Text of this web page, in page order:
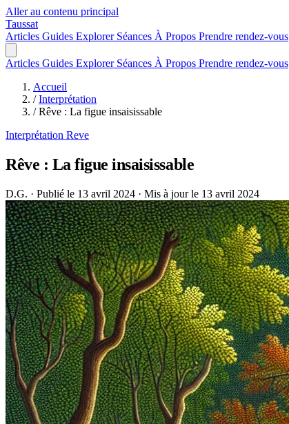
Aller au contenu principal
Taussat
Articles Guides Explorer Séances À Propos Prendre rendez-vous
Articles Guides Explorer Séances À Propos Prendre rendez-vous
Accueil
/ Interprétation
/ Rêve : La figue insaisissable
Interprétation Reve
Rêve : La figue insaisissable
D.G. · Publié le 13 avril 2024 · Mis à jour le 13 avril 2024